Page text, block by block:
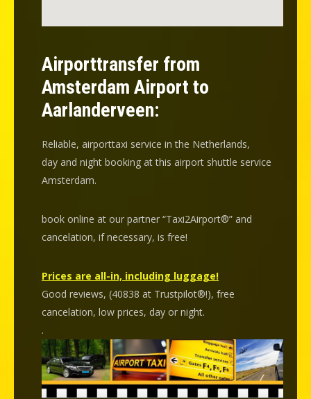
Airporttransfer from
Amsterdam Airport to
Aarlanderveen:
Reliable, airporttaxi service in the Netherlands,
day and night booking at this airport shuttle service
Amsterdam.
book online at our partner “Taxi2Airport®” and
cancelation, if necessary, is free!
Prices are all-in, including luggage!
Good reviews, (40838 at Trustpilot®!), free
cancelation, low prices, day or night.
.